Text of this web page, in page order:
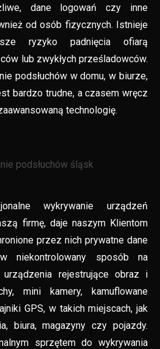
dane logowań czy inne
od osób fizycznych. Istnieje
ryzyko padnięcia ofiarą
lub zwykłych prześladowców.
podsłuchów w domu, w biurze,
bardzo trudne, a czasem wręcz
technologię.
wykrywanie urządzeń
firmę, daje naszym Klientom
przez nich prywatne dane
niekontrolowany sposób na
urządzenia rejestrujące obraz i
mini kamery, kamuflowane
GPS, w takich miejscach, jak
biura, magazyny czy pojazdy.
sprzętem do wykrywania